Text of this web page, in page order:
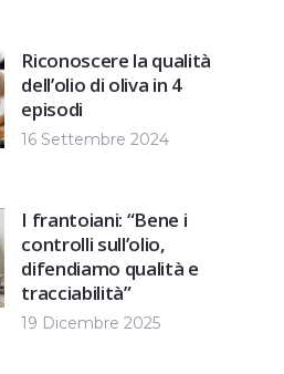
Riconoscere la qualità
dell’olio di oliva in 4
episodi
16 Settembre 2024
I frantoiani: “Bene i
controlli sull’olio,
difendiamo qualità e
tracciabilità”
19 Dicembre 2025